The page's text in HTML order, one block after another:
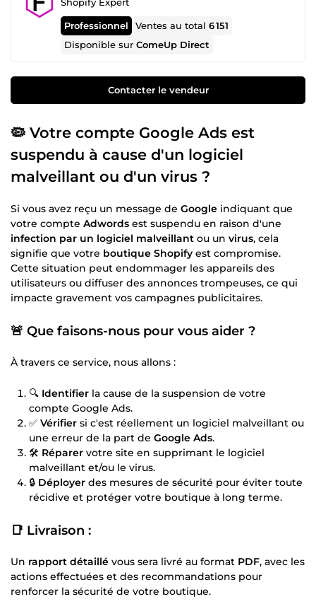
Professionnel Ventes au total6 151
Disponible surComeUp Direct
Contacter le vendeur
🦠 Votre compte Google Ads est
suspendu à cause d'un logiciel
malveillant ou d'un virus ?
Si vous avez reçu un message de Google indiquant que
votre compte Adwords est suspendu en raison d'une
infection par un logiciel malveillant ou un virus, cela
signifie que votre boutique Shopify est compromise.
Cette situation peut endommager les appareils des
utilisateurs ou diffuser des annonces trompeuses, ce qui
impacte gravement vos campagnes publicitaires.
🚨 Que faisons-nous pour vous aider ?
À travers ce service, nous allons :
🔍 Identifier la cause de la suspension de votre
compte Google Ads.
✅ Vérifier si c'est réellement un logiciel malveillant ou
une erreur de la part de Google Ads.
🛠️ Réparer votre site en supprimant le logiciel
malveillant et/ou le virus.
🔒 Déployer des mesures de sécurité pour éviter toute
récidive et protéger votre boutique à long terme.
📑 Livraison :
Un rapport détaillé vous sera livré au format PDF, avec les
actions effectuées et des recommandations pour
renforcer la sécurité de votre boutique.